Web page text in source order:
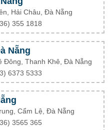
Hải Châu, Đà Nẵng
355 1818
Nẵng
Đông, Thanh Khê, Đà Nẵng
6373 5333
Cẩm Lệ, Đà Nẵng
3565 365